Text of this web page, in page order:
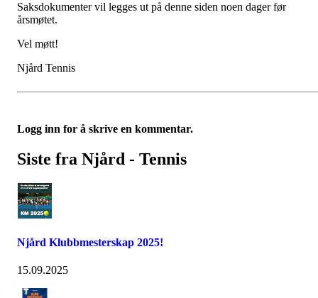
Saksdokumenter vil legges ut på denne siden noen dager før
årsmøtet.
Vel møtt!
Njård Tennis
Logg inn for å skrive en kommentar.
Siste fra Njård - Tennis
Njård Klubbmesterskap 2025!
15.09.2025